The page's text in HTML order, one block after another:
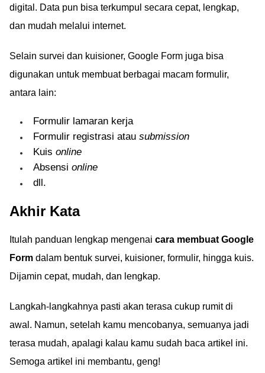
digital. Data pun bisa terkumpul secara cepat, lengkap,
dan mudah melalui internet.
Selain survei dan kuisioner, Google Form juga bisa
digunakan untuk membuat berbagai macam formulir,
antara lain:
Formulir lamaran kerja
Formulir registrasi atau submission
Kuis online
Absensi online
dll.
Akhir Kata
Itulah panduan lengkap mengenai cara membuat Google
Form dalam bentuk survei, kuisioner, formulir, hingga kuis.
Dijamin cepat, mudah, dan lengkap.
Langkah-langkahnya pasti akan terasa cukup rumit di
awal. Namun, setelah kamu mencobanya, semuanya jadi
terasa mudah, apalagi kalau kamu sudah baca artikel ini.
Semoga artikel ini membantu, geng!